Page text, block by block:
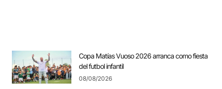
Copa Matías Vuoso 2026 arranca como fiesta
del futbol infantil
08/08/2026